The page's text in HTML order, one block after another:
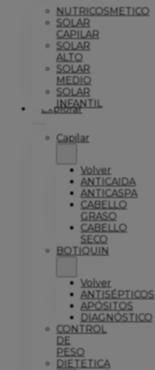
NUTRICOSMETICO
SOLAR
CAPILAR
SOLAR
ALTO
SOLAR
MEDIO
SOLAR
INFANTIL
Explorar
Capilar
Volver
ANTICAIDA
ANTICASPA
CABELLO
GRASO
CABELLO
SECO
BOTIQUIN
Volver
ANTISÉPTICOS
APÓSITOS
DIAGNÓSTICO
CONTROL
DE
PESO
DIETETICA